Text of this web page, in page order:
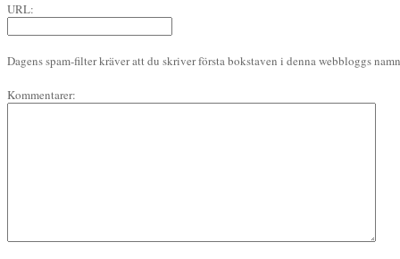
URL:
Dagens spam-filter kräver att du skriver första bokstaven i denna webbloggs
Kommentarer: